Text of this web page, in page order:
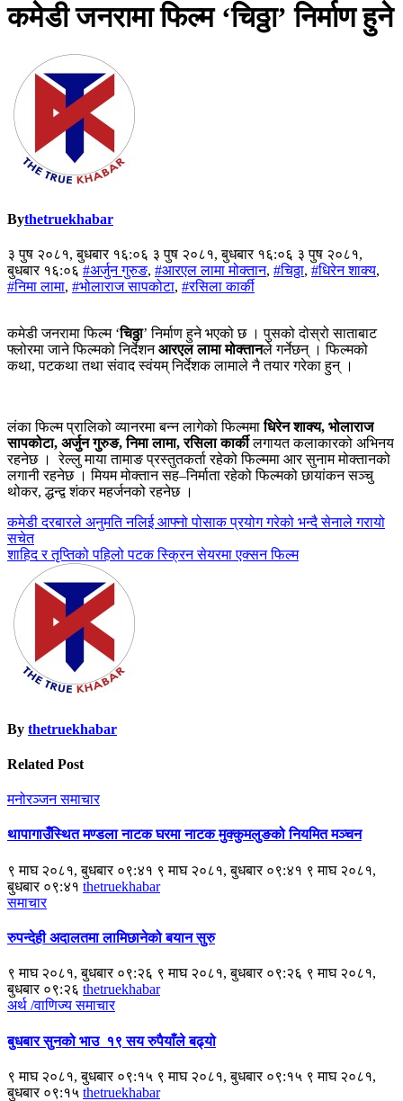
कमेडी जनरामा फिल्म ‘चिठ्ठा’ निर्माण हुने
Bythetruekhabar
३ पुष २०८१, बुधबार १६:०६ ३ पुष २०८१, बुधबार १६:०६ ३ पुष २०८१,
बुधबार १६:०६ #अर्जुन गुरुङ, #आरएल लामा मोक्तान, #चिठ्ठा, #धिरेन शाक्य,
#निमा लामा, #भोलाराज सापकोटा, #रसिला कार्की
कमेडी जनरामा फिल्म ‘चिठ्ठा’ निर्माण हुने भएको छ । पुसको दोस्रो साताबाट
फ्लोरमा जाने फिल्मको निर्देशनआरएल लामा मोक्तानले गर्नेछन् । फिल्मको
कथा, पटकथा तथा संवाद स्वंयम् निर्देशक लामाले नै तयार गरेका हुन् ।
लंका फिल्म प्रालिको व्यानरमा बन्न लागेको फिल्ममाधिरेन शाक्य, भोलाराज
सापकोटा, अर्जुन गुरुङ, निमा लामा, रसिला कार्कीलगायत कलाकारको अभिनय
रहनेछ । रेल्लु माया तामाङ प्रस्तुतकर्ता रहेको फिल्ममा आर सुनाम मोक्तानको
लगानी रहनेछ । मियम मोक्तान सह–निर्माता रहेको फिल्मको छायांकन सञ्चु
थोकर, द्धन्द्व शंकर महर्जनको रहनेछ ।
Post
navigation
कमेडी दरबारले अनुमति नलिई आफ्नो पोसाक प्रयोग गरेको भन्दै सेनाले गरायो
सचेत
शाहिद र तृप्तिको पहिलो पटक स्क्रिन सेयरमा एक्सन फिल्म
By thetruekhabar
Related Post
मनोरञ्जनसमाचार
थापागाउँस्थित मण्डला नाटक घरमा नाटक मुक्कुमलुङको नियमित मञ्चन
९ माघ २०८१, बुधबार ०९:४१ ९ माघ २०८१, बुधबार ०९:४१ ९ माघ २०८१,
बुधबार ०९:४१ thetruekhabar
समाचार
रुपन्देही अदालतमा लामिछानेको बयान सुरु
९ माघ २०८१, बुधबार ०९:२६ ९ माघ २०८१, बुधबार ०९:२६ ९ माघ २०८१,
बुधबार ०९:२६ thetruekhabar
अर्थ /वाणिज्यसमाचार
बुधबार सुनको भाउ १९ सय रुपैयाँले बढ्यो
९ माघ २०८१, बुधबार ०९:१५ ९ माघ २०८१, बुधबार ०९:१५ ९ माघ २०८१,
बुधबार ०९:१५ thetruekhabar